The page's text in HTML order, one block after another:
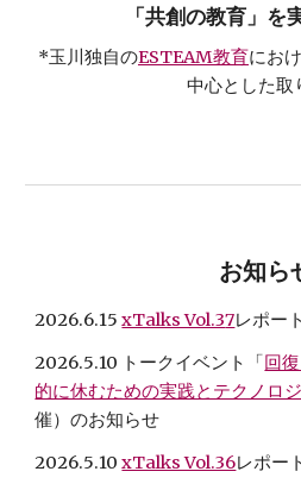
「共創の教育」を
*玉川独自のESTEAM教育にお
中心とした取
お知ら
2026.6.15 xTalks Vol.37レポー
2026.5.10 トークイベント「回
的に休むための実践とテクノロ
催）のお知らせ
2026.5.10xTalks Vol.36レポー